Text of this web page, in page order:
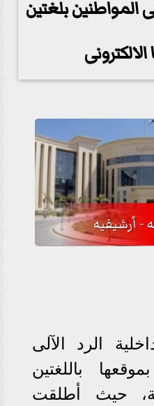
المواطنين بلغتين
- أرشيفيه
الرد الآلى
باللغتين
حيث أطلقت